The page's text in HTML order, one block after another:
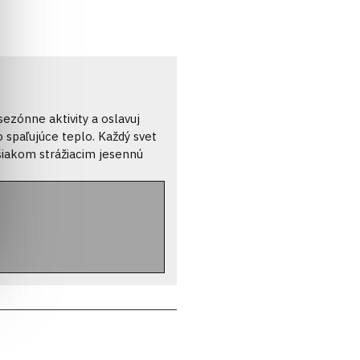
aktivity a oslavuj
teplo. Každý svet
strážiacim jesennú
Postav s priateľmi
jarným lejakom a skúmaj
odpočiň v detskom
uži si romantické